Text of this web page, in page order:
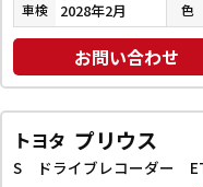
車検 2028年2月 色
お問い合わせ
トヨタ プリウス